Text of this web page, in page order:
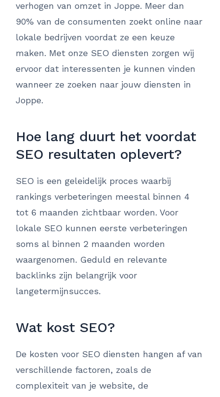
verhogen van omzet in Joppe. Meer dan
90% van de consumenten zoekt online naar
lokale bedrijven voordat ze een keuze
maken. Met onze SEO diensten zorgen wij
ervoor dat interessenten je kunnen vinden
wanneer ze zoeken naar jouw diensten in
Joppe.
Hoe lang duurt het voordat
SEO resultaten oplevert?
SEO is een geleidelijk proces waarbij
rankings verbeteringen meestal binnen 4
tot 6 maanden zichtbaar worden. Voor
lokale SEO kunnen eerste verbeteringen
soms al binnen 2 maanden worden
waargenomen. Geduld en relevante
backlinks zijn belangrijk voor
langetermijnsucces.
Wat kost SEO?
De kosten voor SEO diensten hangen af van
verschillende factoren, zoals de
complexiteit van je website, de